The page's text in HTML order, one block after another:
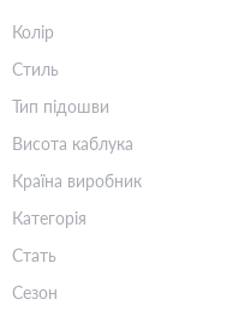
Колір
Стиль
Тип підошви
Висота каблука
Країна виробник
Категорія
Стать
Сезон